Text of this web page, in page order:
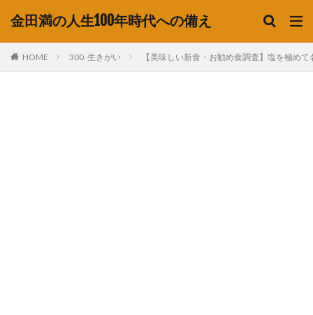
金田満の人生100年時代への備え
HOME 300. 生きがい 【美味しい新食・お勧め食調査】塩を極